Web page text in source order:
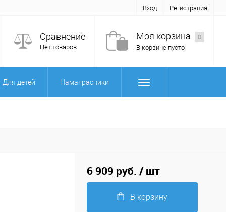
Вход Регистрация
Сравнение
Нет товаров
Моя корзина
0
В корзине пусто
Для детей Наматрасники
6 909 руб. / шт
В корзину